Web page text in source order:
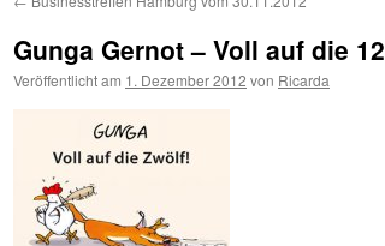
Gunga Gernot – Voll auf die 12
Veröffentlicht am 1. Dezember 2012 von Ricarda